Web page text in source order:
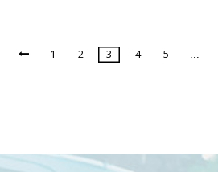
Page
 1 2 3 4 5